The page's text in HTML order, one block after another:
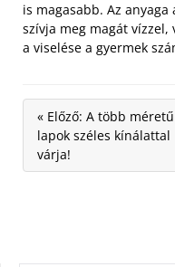
is magasabb. Az
szívja meg magát vízzel,
a viselése a gyermek
« Előző: A több méretű
lapok széles kínálattal
várja!